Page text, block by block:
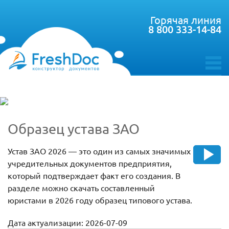
toggle
Горячая линия
8 800 333-14-84
Образец устава ЗАО
Устав ЗАО 2026 — это один из самых значимых
учредительных документов предприятия,
который подтверждает факт его создания. В
разделе можно скачать составленный
юристами в 2026 году образец типового устава.
Дата актуализации: 2026-07-09